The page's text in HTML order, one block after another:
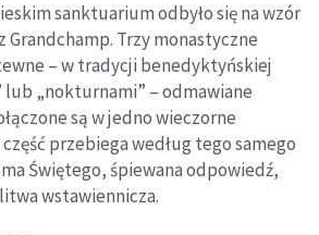
sanktuarium odbyło się na wzór
Trzy monastyczne
– w tradycji benedyktyńskiej
lub „nokturnami” – odmawiane
są w jedno wieczorne
przebiega według tego samego
Świętego, śpiewana odpowiedź,
wstawiennicza.